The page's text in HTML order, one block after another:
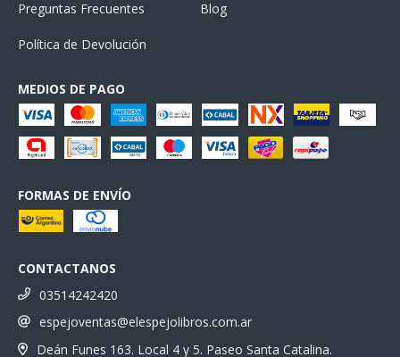
Preguntas Frecuentes Blog
Política de Devolución
MEDIOS DE PAGO
FORMAS DE ENVÍO
CONTACTANOS
03514242420
espejoventas@elespejolibros.com.ar
Deán Funes 163. Local 4 y 5. Paseo Santa Catalina.